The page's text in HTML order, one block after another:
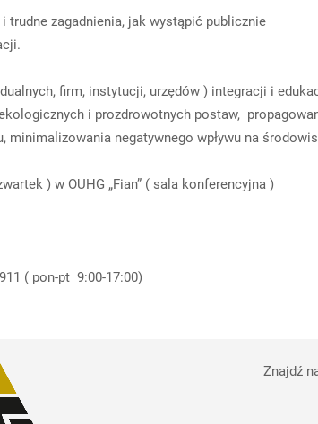
i trudne zagadnienia, jak wystąpić publicznie
rozmówcę do swoich racji.
firm, instytucji, urzędów ) integracji i
i prozdrowotnych postaw,
negatywnego wpływu na
) w OUHG „Fian” ( sala konferencyjna )
( pon-pt 9:00-17:00)
Znajdź